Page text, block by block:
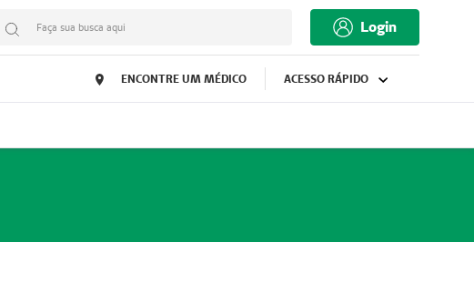
Faça sua busca aqui Login
ENCONTRE UM MÉDICO ACESSO RÁPIDO